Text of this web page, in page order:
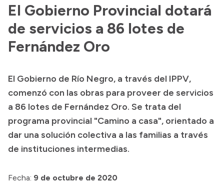
Discursos en la Legislatura
Casa de Gobierno
Acerca de Río Negro
Geografía
Invertí en Río Negro
Transparencia
El Gobierno Provincial dotará
de servicios a 86 lotes de
Fernández Oro
El Gobierno de Río Negro, a través del IPPV,
comenzó con las obras para proveer de servicios
a 86 lotes de Fernández Oro. Se trata del
programa provincial "Camino a casa", orientado a
dar una solución colectiva a las familias a través
de instituciones intermedias.
Fecha: 9 de octubre de 2020